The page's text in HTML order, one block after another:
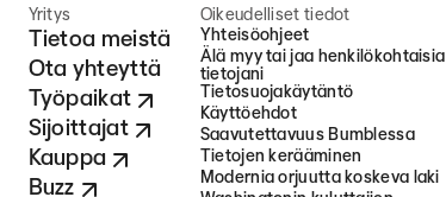
Yritys
Tietoa meistä
Ota yhteyttä
Työpaikat
Sijoittajat
Kauppa
Buzz
Oikeudelliset tiedot
Yhteisöohjeet
Älä myy tai jaa henkilökohtaisia
tietojani
Tietosuojakäytäntö
Käyttöehdot
Saavutettavuus Bumblessa
Tietojen kerääminen
Modernia orjuutta koskeva laki